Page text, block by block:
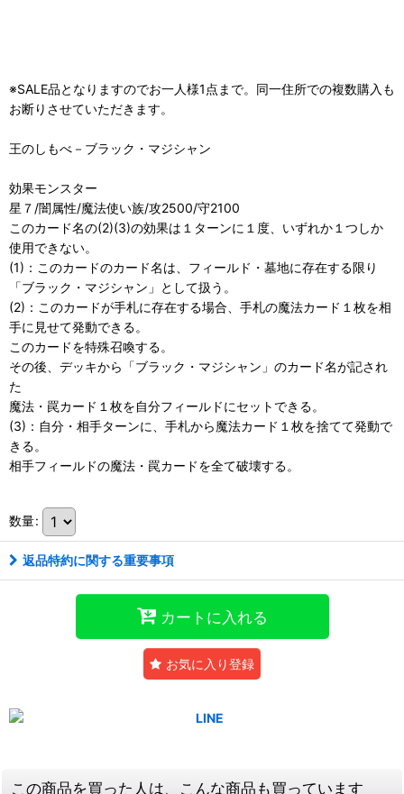
※SALE品となりますのでお一人様1点まで。同一住所での複数購入も
お断りさせていただきます。
王のしもべ－ブラック・マジシャン
効果モンスター
星７/闇属性/魔法使い族/攻2500/守2100
このカード名の(2)(3)の効果は１ターンに１度、いずれか１つしか
使用できない。
(1)：このカードのカード名は、フィールド・墓地に存在する限り
「ブラック・マジシャン」として扱う。
(2)：このカードが手札に存在する場合、手札の魔法カード１枚を相
手に見せて発動できる。
このカードを特殊召喚する。
その後、デッキから「ブラック・マジシャン」のカード名が記され
た
魔法・罠カード１枚を自分フィールドにセットできる。
(3)：自分・相手ターンに、手札から魔法カード１枚を捨てて発動で
きる。
相手フィールドの魔法・罠カードを全て破壊する。
数量:
返品特約に関する重要事項
カートに入れる
お気に入り登録
この商品を買った人は、こんな商品も買っています